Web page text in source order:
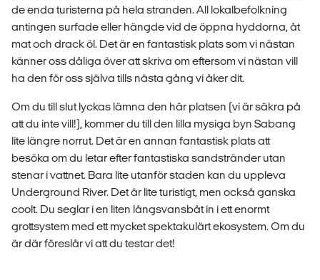
de enda turisterna på hela stranden. All lokalbefolkning
antingen surfade eller hängde vid de öppna hyddorna, åt
mat och drack öl. Det är en fantastisk plats som vi nästan
känner oss dåliga över att skriva om eftersom vi nästan vill
ha den för oss själva tills nästa gång vi åker dit.
Om du till slut lyckas lämna den här platsen (vi är säkra på
att du inte vill!), kommer du till den lilla mysiga byn Sabang
lite längre norrut. Det är en annan fantastisk plats att
besöka om du letar efter fantastiska sandstränder utan
stenar i vattnet. Bara lite utanför staden kan du uppleva
Underground River. Det är lite turistigt, men också ganska
coolt. Du seglar i en liten långsvansbåt in i ett enormt
grottsystem med ett mycket spektakulärt ekosystem. Om du
är där föreslår vi att du testar det!